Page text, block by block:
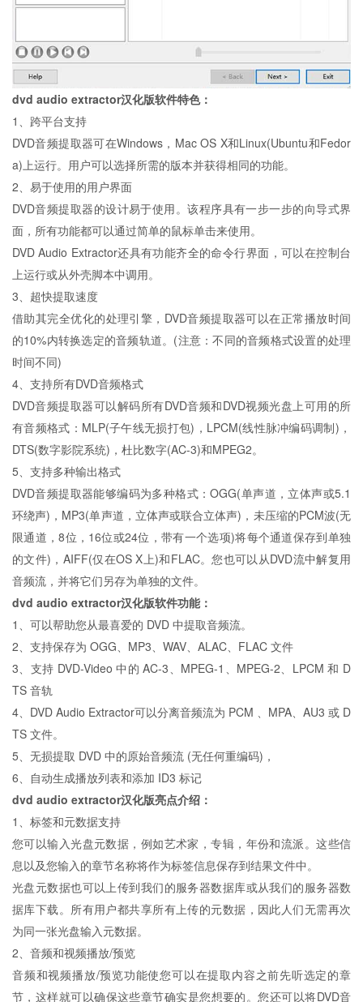
dvd audio extractor汉化版软件特色：
1、跨平台支持
DVD音频提取器可在Windows，Mac OS X和Linux(Ubuntu和Fedor
a)上运行。用户可以选择所需的版本并获得相同的功能。
2、易于使用的用户界面
DVD音频提取器的设计易于使用。该程序具有一步一步的向导式界
面，所有功能都可以通过简单的鼠标单击来使用。
DVD Audio Extractor还具有功能齐全的命令行界面，可以在控制台
上运行或从外壳脚本中调用。
3、超快提取速度
借助其完全优化的处理引擎，DVD音频提取器可以在正常播放时间
的10%内转换选定的音频轨道。(注意：不同的音频格式设置的处理
时间不同)
4、支持所有DVD音频格式
DVD音频提取器可以解码所有DVD音频和DVD视频光盘上可用的所
有音频格式：MLP(子午线无损打包)，LPCM(线性脉冲编码调制)，
DTS(数字影院系统)，杜比数字(AC-3)和MPEG2。
5、支持多种输出格式
DVD音频提取器能够编码为多种格式：OGG(单声道，立体声或5.1
环绕声)，MP3(单声道，立体声或联合立体声)，未压缩的PCM波(无
限通道，8位，16位或24位，带有一个选项)将每个通道保存到单独
的文件)，AIFF(仅在OS X上)和FLAC。您也可以从DVD流中解复用
音频流，并将它们另存为单独的文件。
dvd audio extractor汉化版软件功能：
1、可以帮助您从最喜爱的 DVD 中提取音频流。
2、支持保存为 OGG、MP3、WAV、ALAC、FLAC 文件
3、支持 DVD-Video 中的 AC-3、MPEG-1、MPEG-2、LPCM 和 D
TS 音轨
4、DVD Audio Extractor可以分离音频流为 PCM 、MPA、AU3 或 D
TS 文件。
5、无损提取 DVD 中的原始音频流 (无任何重编码)，
6、自动生成播放列表和添加 ID3 标记
dvd audio extractor汉化版亮点介绍：
1、标签和元数据支持
您可以输入光盘元数据，例如艺术家，专辑，年份和流派。这些信
息以及您输入的章节名称将作为标签信息保存到结果文件中。
光盘元数据也可以上传到我们的服务器数据库或从我们的服务器数
据库下载。所有用户都共享所有上传的元数据，因此人们无需再次
为同一张光盘输入元数据。
2、音频和视频播放/预览
音频和视频播放/预览功能使您可以在提取内容之前先听选定的章
节，这样就可以确保这些章节确实是您想要的。您还可以将DVD音